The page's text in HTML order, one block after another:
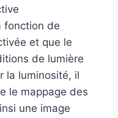
fonction de
et que le
de lumière
la luminosité, il
le mappage des
une image